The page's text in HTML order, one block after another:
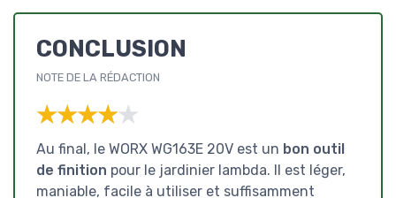
CONCLUSION
NOTE DE LA RÉDACTION
★★★★★
★★★★★
Au final, le WORX WG163E 20V est un bon outil
de finition pour le jardinier lambda. Il est léger,
maniable, facile à utiliser et suffisamment